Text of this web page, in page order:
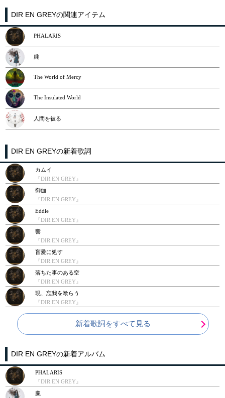
DIR EN GREYの関連アイテム
PHALARIS
朧
The World of Mercy
The Insulated World
人間を被る
DIR EN GREYの新着歌詞
カムイ
『DIR EN GREY』
御伽
『DIR EN GREY』
Eddie
『DIR EN GREY』
響
『DIR EN GREY』
盲愛に処す
『DIR EN GREY』
落ちた事のある空
『DIR EN GREY』
現、忘我を喰らう
『DIR EN GREY』
新着歌詞をすべて見る
DIR EN GREYの新着アルバム
PHALARIS
『DIR EN GREY』
朧